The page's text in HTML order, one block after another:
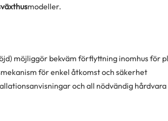
modeller.
möjliggör bekväm förflyttning inomhus för
för enkel åtkomst och säkerhet
och all nödvändig